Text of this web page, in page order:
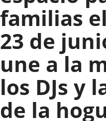
familias
23 de
une a la
los DJs y
de la